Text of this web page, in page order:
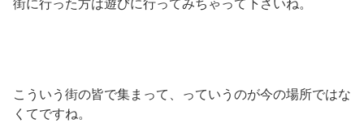
街に行った方は遊びに行ってみちゃって下さいね。
こういう街の皆で集まって、っていうのが今の場所ではな
くてですね。